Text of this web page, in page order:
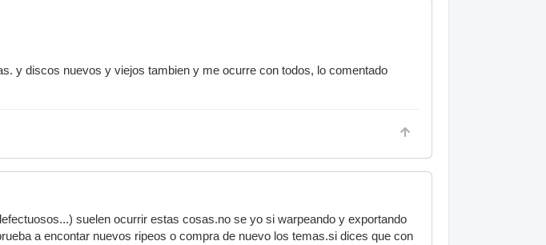
y discos nuevos y viejos tambien y me ocurre con todos, lo comentado
suelen ocurrir estas cosas.no se yo si warpeando y exportando
a encontar nuevos ripeos o compra de nuevo los temas.si dices que con